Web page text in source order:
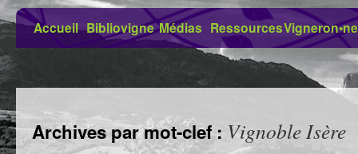
Accueil Bibliovigne Médias Ressources
Archives par mot-clef : Vignoble Isère